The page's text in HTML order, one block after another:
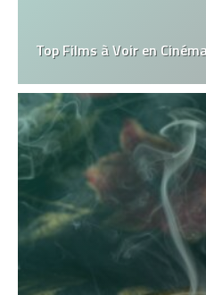
Top Films à Voir en